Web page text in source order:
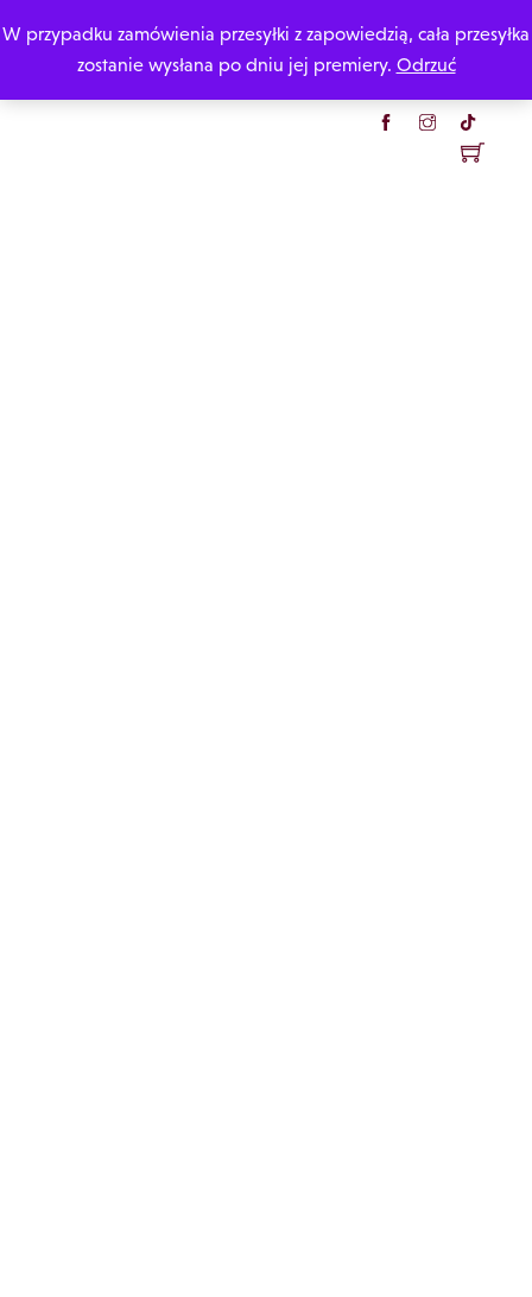
to
W przypadku zamówienia przesyłki z zapowiedzią, cała przesyłka
zostanie wysłana po dniu jej premiery. Odrzuć
Katarzyna Rzepecka
Menu